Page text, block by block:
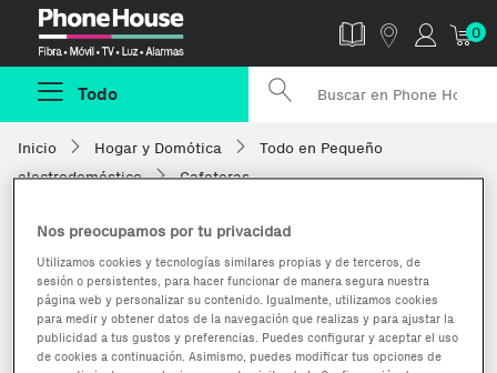
0
Todo
Inicio Hogar y Domótica
Todo en Pequeño
electrodoméstico
Cafeteras
Nos preocupamos por tu privacidad
Utilizamos cookies y tecnologías similares propias y de terceros, de
sesión o persistentes, para hacer funcionar de manera segura nuestra
página web y personalizar su contenido. Igualmente, utilizamos cookies
para medir y obtener datos de la navegación que realizas y para ajustar la
publicidad a tus gustos y preferencias. Puedes configurar y aceptar el uso
de cookies a continuación. Asimismo, puedes modificar tus opciones de